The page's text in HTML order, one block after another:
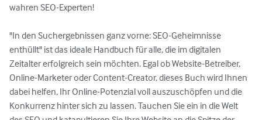
wahren SEO-Experten!
"In den Suchergebnissen ganz vorne: SEO-Geheimnisse
enthüllt" ist das ideale Handbuch für alle, die im digitalen
Zeitalter erfolgreich sein möchten. Egal ob Website-Betreiber,
Online-Marketer oder Content-Creator, dieses Buch wird Ihnen
dabei helfen, Ihr Online-Potenzial voll auszuschöpfen und die
Konkurrenz hinter sich zu lassen. Tauchen Sie ein in die Welt